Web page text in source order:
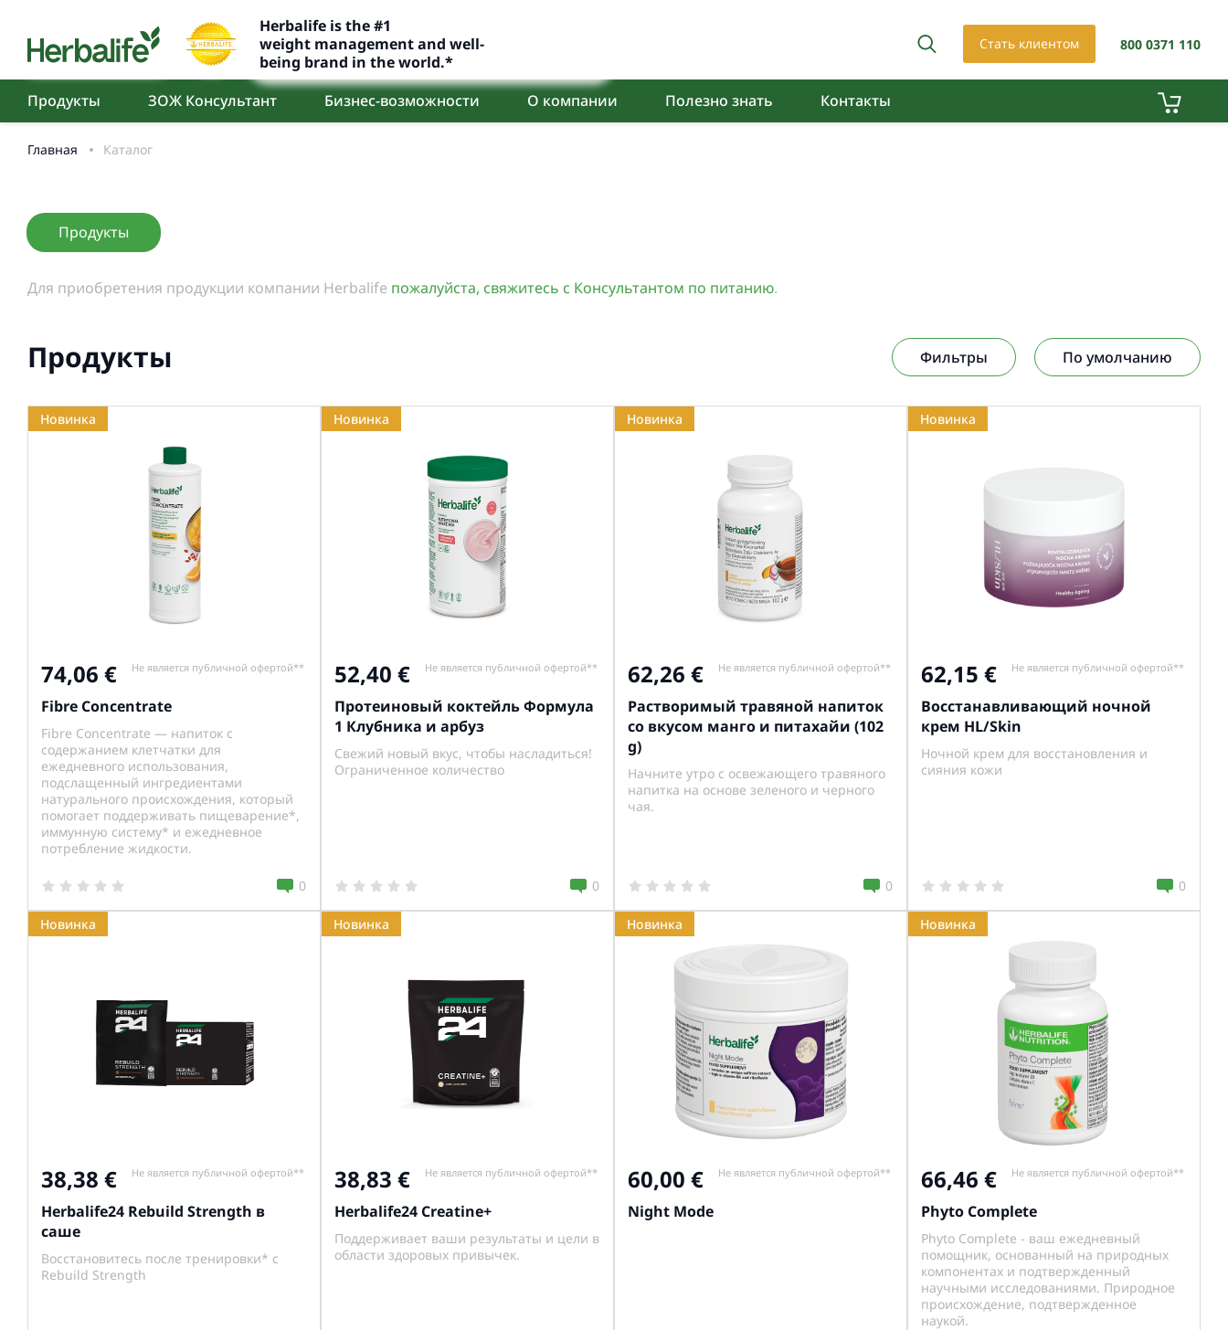
Herbalife is the #1
weight management and well-
being brand in the world.*
Стать клиентом 800 0371 110
Продукты ЗОЖ Консультант Бизнес-возможности О компании Полезно знать Контакты
Главная Каталог
Продукты
Для приобретения продукции компании Herbalife пожалуйста, свяжитесь с Консультантом по питанию.
Продукты Фильтры По умолчанию
Новинка
74,06 Не является публичной офертой**
Fibre Concentrate
Fibre Concentrate — напиток с
содержанием клетчатки для
ежедневного использования,
подслащенный ингредиентами
натурального происхождения, который
помогает поддерживать пищеварение*,
иммунную систему* и ежедневное
потребление жидкости.
0
Новинка
52,40 Не является публичной офертой**
Протеиновый коктейль Формула
1 Клубника и арбуз
Свежий новый вкус, чтобы насладиться!
Ограниченное количество
0
Новинка
62,26 Не является публичной офертой**
Растворимый травяной напиток
со вкусом манго и питахайи (102
g)
Начните утро с освежающего травяного
напитка на основе зеленого и черного
чая.
0
Новинка
62,15 Не является публичной офертой**
Восстанавливающий ночной
крем HL/Skin
Ночной крем для восстановления и
сияния кожи
0
Новинка
38,38 Не является публичной офертой**
Herbalife24 Rebuild Strength в
саше
Восстановитесь после тренировки* с
Rebuild Strength
Новинка
38,83 Не является публичной офертой**
Herbalife24 Creatine+
Поддерживает ваши результаты и цели в
области здоровых привычек.
Новинка
60,00 Не является публичной офертой**
Night Mode
Новинка
66,46 Не является публичной офертой**
Phyto Complete
Phyto Complete - ваш ежедневный
помощник, основанный на природных
компонентах и подтвержденный
научными исследованиями. Природное
происхождение, подтвержденное
наукой.